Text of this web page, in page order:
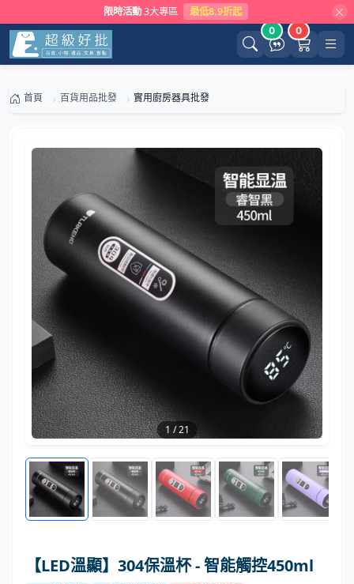
限時活動 3大專區 最低8.9折起
0 0
首頁 百貨用品批發 實用廚房器具批發
1/21
【LED溫顯】304保溫杯 - 智能觸控450ml